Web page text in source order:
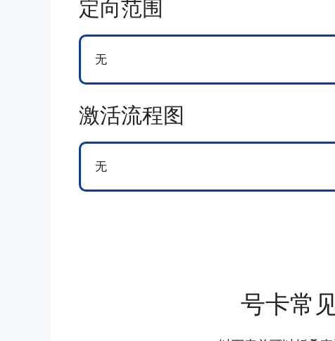
定向范围
无
激活流程图
无
号卡常